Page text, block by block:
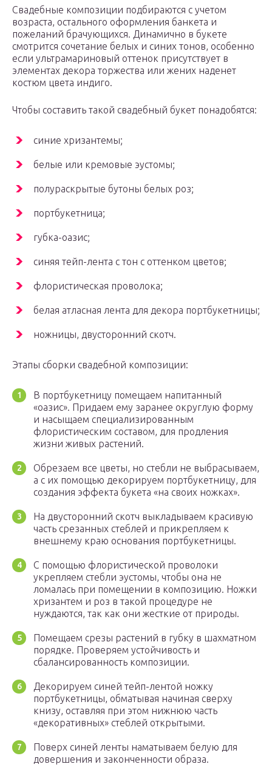
Свадебные композиции подбираются с учетом
возраста, остального оформления банкета и
пожеланий брачующихся. Динамично в букете
смотрится сочетание белых и синих тонов, особенно
если ультрамариновый оттенок присутствует в
элементах декора торжества или жених наденет
костюм цвета индиго.
Чтобы составить такой свадебный букет понадобятся:
синие хризантемы;
белые или кремовые эустомы;
полураскрытые бутоны белых роз;
портбукетница;
губка-оазис;
синяя тейп-лента с тон с оттенком цветов;
флористическая проволока;
белая атласная лента для декора портбукетницы;
ножницы, двусторонний скотч.
Этапы сборки свадебной композиции:
В портбукетницу помещаем напитанный
«оазис». Придаем ему заранее округлую форму
и насыщаем специализированным
флористическим составом, для продления
жизни живых растений.
Обрезаем все цветы, но стебли не выбрасываем,
а с их помощью декорируем портбукетницу, для
создания эффекта букета «на своих ножках».
На двусторонний скотч выкладываем красивую
часть срезанных стеблей и прикрепляем к
внешнему краю основания портбукетницы.
С помощью флористической проволоки
укрепляем стебли эустомы, чтобы она не
ломалась при помещении в композицию. Ножки
хризантем и роз в такой процедуре не
нуждаются, так как они жесткие от природы.
Помещаем срезы растений в губку в шахматном
порядке. Проверяем устойчивость и
сбалансированность композиции.
Декорируем синей тейп-лентой ножку
портбукетницы, обматывая начиная сверху
книзу, оставляя при этом нижнюю часть
«декоративных» стеблей открытыми.
Поверх синей ленты наматываем белую для
довершения и законченности образа.